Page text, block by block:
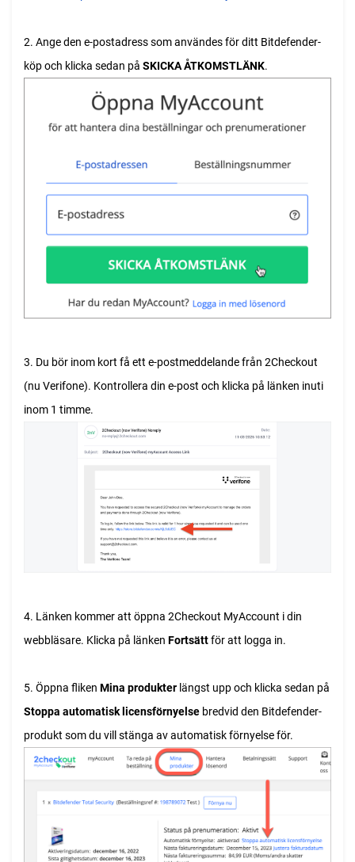
2. Ange den e-postadress som användes för ditt Bitdefender-
köp och klicka sedan på SKICKA ÅTKOMSTLÄNK.
3. Du bör inom kort få ett e-postmeddelande från 2Checkout
(nu Verifone). Kontrollera din e-post och klicka på länken inuti
inom 1 timme.
4. Länken kommer att öppna 2Checkout MyAccount i din
webbläsare. Klicka på länken Fortsättför att logga in.
5. Öppna fliken Mina produkter längst upp och klicka sedan på
Stoppa automatisk licensförnyelse bredvid den Bitdefender-
produkt som du vill stänga av automatisk förnyelse för.